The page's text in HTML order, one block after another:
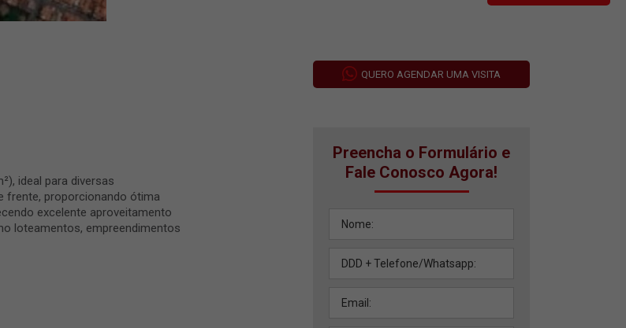
QUERO AGENDAR UMA VISITA
ideal para diversas
frente, proporcionando ótima
excelente aproveitamento
loteamentos, empreendimentos
Preencha o Formulário e
Fale Conosco Agora!